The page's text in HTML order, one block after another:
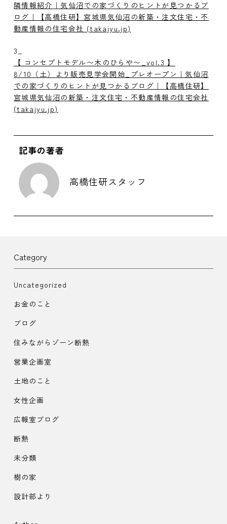
隣情報紹介｜気仙沼での家づくりのヒントが見つかるブ
ログ｜【高橋住研】宮城県気仙沼の新築・注文住宅・不
動産情報の住宅会社 (takajyu.jp)
3_
【 コンセプトモデル〜木のひらや〜_vol.3 】
8/10（土）より販売見学会開始_プレオープン｜気仙沼
での家づくりのヒントが見つかるブログ｜【高橋住研】
宮城県気仙沼の新築・注文住宅・不動産情報の住宅会社
(takajyu.jp)
記事の著者
高橋住研スタッフ
Category
Uncategorized
お金のこと
ブログ
住みながらゾーン断熱
営業企画室
土地のこと
女性企画
広報室ブログ
断熱
未分類
樹の家
設計部より